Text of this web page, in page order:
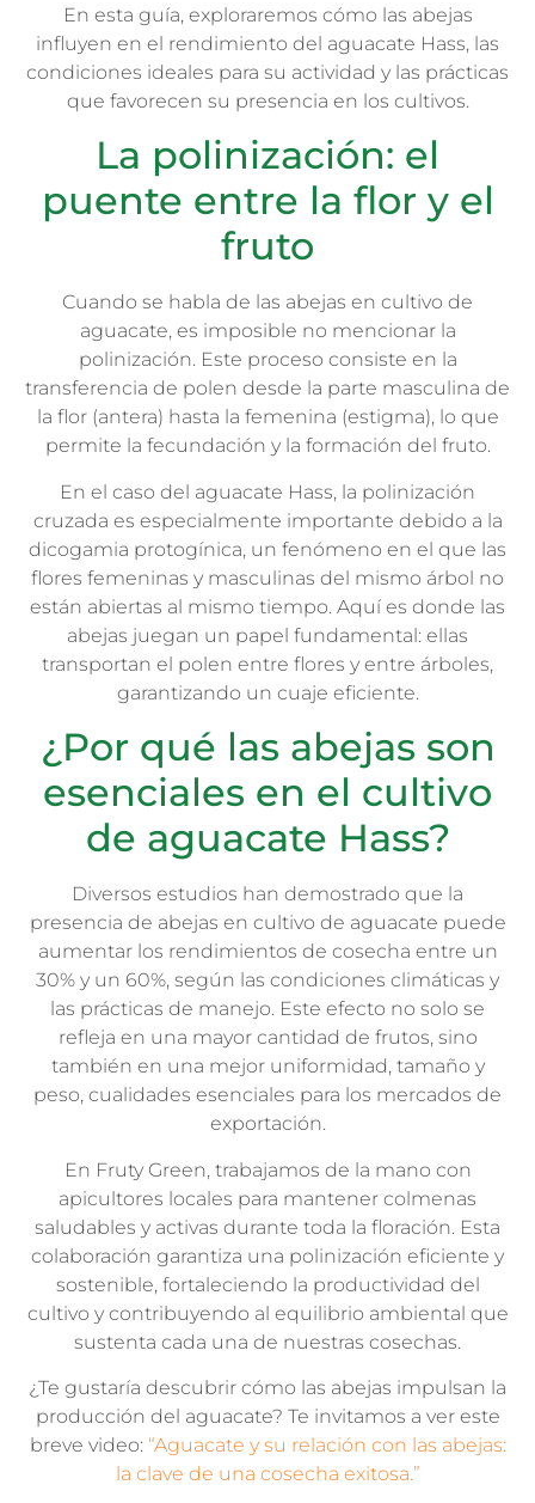
En esta guía, exploraremos cómo las abejas
influyen en el rendimiento del aguacate Hass, las
condiciones ideales para su actividad y las prácticas
que favorecen su presencia en los cultivos.
La polinización: el
puente entre la flor y el
fruto
Cuando se habla de las abejas en cultivo de
aguacate, es imposible no mencionar la
polinización. Este proceso consiste en la
transferencia de polen desde la parte masculina de
la flor (antera) hasta la femenina (estigma), lo que
permite la fecundación y la formación del fruto.
En el caso del aguacate Hass, la polinización
cruzada es especialmente importante debido a la
dicogamia protogínica, un fenómeno en el que las
flores femeninas y masculinas del mismo árbol no
están abiertas al mismo tiempo. Aquí es donde las
abejas juegan un papel fundamental: ellas
transportan el polen entre flores y entre árboles,
garantizando un cuaje eficiente.
¿Por qué las abejas son
esenciales en el cultivo
de aguacate Hass?
Diversos estudios han demostrado que la
presencia de abejas en cultivo de aguacate puede
aumentar los rendimientos de cosecha entre un
30% y un 60%, según las condiciones climáticas y
las prácticas de manejo. Este efecto no solo se
refleja en una mayor cantidad de frutos, sino
también en una mejor uniformidad, tamaño y
peso, cualidades esenciales para los mercados de
exportación.
En Fruty Green, trabajamos de la mano con
apicultores locales para mantener colmenas
saludables y activas durante toda la floración. Esta
colaboración garantiza una polinización eficiente y
sostenible, fortaleciendo la productividad del
cultivo y contribuyendo al equilibrio ambiental que
sustenta cada una de nuestras cosechas.
¿Te gustaría descubrir cómo las abejas impulsan la
producción del aguacate? Te invitamos a ver este
breve video: “Aguacate y su relación con las abejas:
la clave de una cosecha exitosa.”